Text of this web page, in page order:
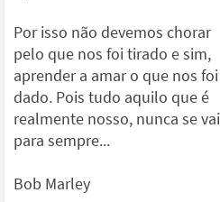
Por isso não devemos chorar
pelo que nos foi tirado e sim,
aprender a amar o que nos foi
dado. Pois tudo aquilo que é
realmente nosso, nunca se vai
para sempre...
Bob Marley